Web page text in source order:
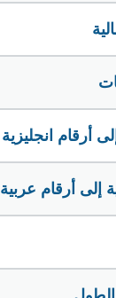
أرقام انجليزية
إلى أرقام عربية